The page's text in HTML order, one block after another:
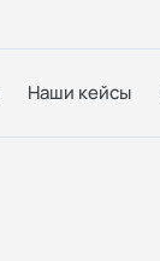
Наши кейсы